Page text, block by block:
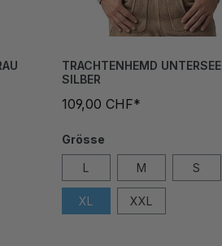
TRACHTENHEMD UNTERSEE
SILBER
109,00 CHF*
Grösse
L M S
XL XXL